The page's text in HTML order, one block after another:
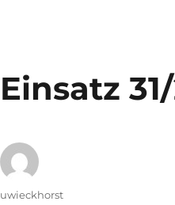
Einsatz
Autor
uwieckhorst